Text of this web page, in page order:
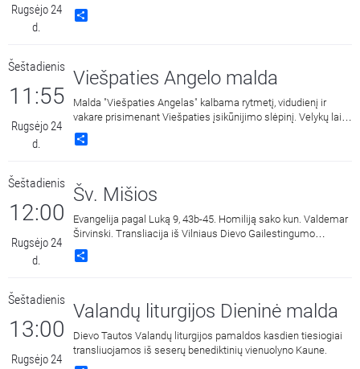
Rugsėjo 24
d.
Šeštadienis
11:55
Rugsėjo 24
d.
Viešpaties Angelo malda
Malda "Viešpaties Angelas" kalbama rytmetį, vidudienį ir
vakare prisimenant Viešpaties įsikūnijimo slėpinį. Velykų laiku
triskart per dieną vietoj šios maldos Bažnyčia meldžiasi
malda "Dangaus Karaliene", drauge su Įsikūnijusio Žodžio
Šeštadienis
12:00
Rugsėjo 24
d.
Šv. Mišios
Evangelija pagal Luką 9, 43b-45. Homiliją sako kun. Valdemar
Širvinski. Transliacija iš Vilniaus Dievo Gailestingumo
šventovės.
Šeštadienis
13:00
Rugsėjo 24
Valandų liturgijos Dieninė malda
Dievo Tautos Valandų liturgijos pamaldos kasdien tiesiogiai
transliuojamos iš seserų benediktinių vienuolyno Kaune.